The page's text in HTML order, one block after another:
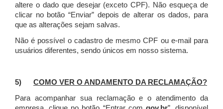
altere o dado que desejar (exceto CPF). Não esqueça de
clicar no botão “Enviar” depois de alterar os dados, para
que as alterações sejam salvas.
Não é possível o cadastro de mesmo CPF ou e-mail para
usuários diferentes, sendo únicos em nosso sistema.
5) COMO VER O ANDAMENTO DA RECLAMAÇÃO?
Para acompanhar sua reclamação e o atendimento da